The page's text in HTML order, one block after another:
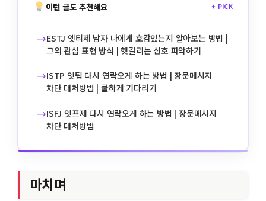
이런 글도 추천해요 ✦ PICK
→ESTJ 엣티제 남자 나에게 호감있는지 알아보는 방법 |
그의 관심 표현 방식 | 헷갈리는 신호 파악하기
→ISTP 잇팁 다시 연락오게 하는 방법 | 장문메시지
차단 대처방법 | 쿨하게 기다리기
→ISFJ 잇프제 다시 연락오게 하는 방법 | 장문메시지
차단 대처방법
마치며